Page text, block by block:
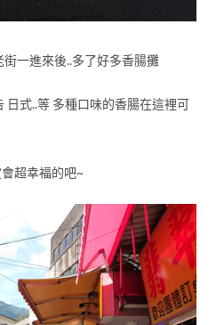
一進來後..多了好多香腸攤
日式..等 多種口味的香腸在這裡可
超幸福的吧~